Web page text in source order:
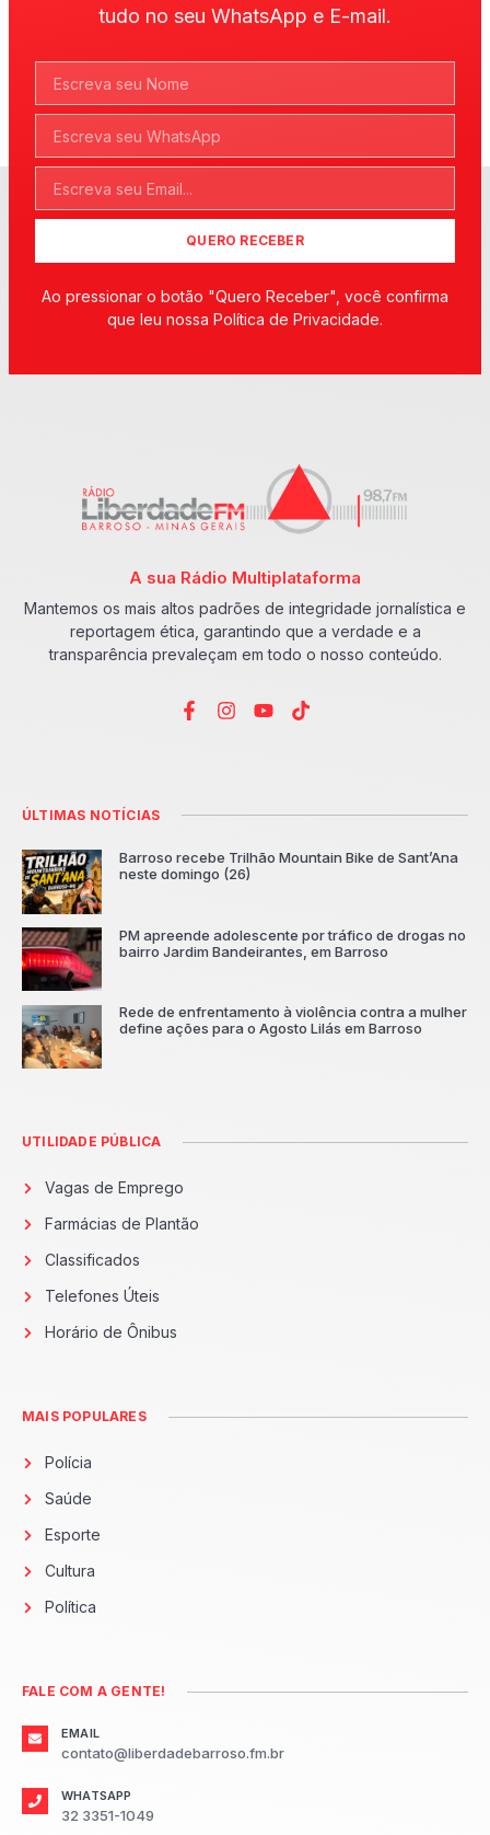
tudo no seu WhatsApp e E-mail.
QUERO RECEBER
Ao pressionar o botão "Quero Receber", você confirma
que leu nossa Política de Privacidade.
A sua Rádio Multiplataforma
Mantemos os mais altos padrões de integridade jornalística e
reportagem ética, garantindo que a verdade e a
transparência prevaleçam em todo o nosso conteúdo.
ÚLTIMAS NOTÍCIAS
Barroso recebe Trilhão Mountain Bike de Sant’Ana
neste domingo (26)
PM apreende adolescente por tráfico de drogas no
bairro Jardim Bandeirantes, em Barroso
Rede de enfrentamento à violência contra a mulher
define ações para o Agosto Lilás em Barroso
UTILIDADE PÚBLICA
Vagas de Emprego
Farmácias de Plantão
Classificados
Telefones Úteis
Horário de Ônibus
MAIS POPULARES
Polícia
Saúde
Esporte
Cultura
Política
FALE COM A GENTE!
EMAIL
contato@liberdadebarroso.fm.br
WHATSAPP
32 3351-1049